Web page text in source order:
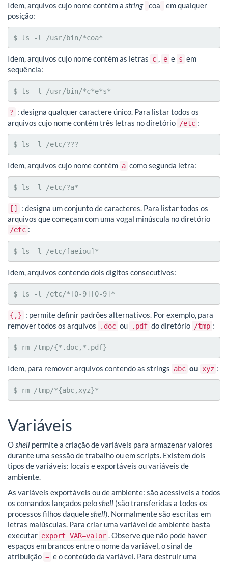
Idem, arquivos cujo nome contém a string coa
em qualquer
posição:
$ ls -l /usr/bin/*coa*
Idem, arquivos cujo nome contém as letras c , e e s em
sequência:
$ ls -l /usr/bin/*c*e*s*
? : designa qualquer caractere único. Para listar todos os
arquivos cujo nome contém três letras no diretório /etc :
$ ls -l /etc/???
Idem, arquivos cujo nome contém a como segunda letra:
$ ls -l /etc/?a*
[]
: designa um conjunto de caracteres. Para listar todos os
arquivos que começam com uma vogal minúscula no diretório
/etc :
$ ls -l /etc/[aeiou]*
Idem, arquivos contendo dois dígitos consecutivos:
$ ls -l /etc/*[0-9][0-9]*
{,} : permite definir padrões alternativos. Por exemplo, para
remover todos os arquivos
.doc ou .pdf do diretório /tmp :
$ rm /tmp/{*.doc,*.pdf}
Idem, para remover arquivos contendo as strings abc ou xyz :
$ rm /tmp/*{abc,xyz}*
Variáveis
Oshell permite a criação de variáveis para armazenar valores
durante uma sessão de trabalho ou em scripts. Existem dois
tipos de variáveis: locais e exportáveis ou variáveis de
ambiente.
As variáveis exportáveis ou de ambiente: são acessíveis a todos
os comandos lançados peloshell (são transferidas a todos os
processos filhos daqueleshell). Normalmente são escritas em
letras maiúsculas. Para criar uma variável de ambiente basta
executar export VAR=valor . Observe que não pode haver
espaços em brancos entre o nome da variável, o sinal de
atribuição = e o conteúdo da variável. Para destruir uma